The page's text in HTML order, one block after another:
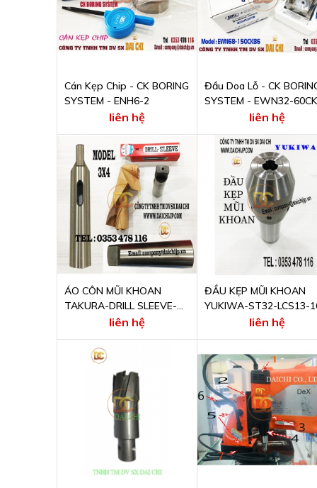
Cán Kẹp Chip - CK BORING
SYSTEM - ENH6-2
liên hệ
Đầu Doa Lỗ - CK
SYSTEM - EWN32-
liên hệ
ÁO CÔN MŨI KHOAN
TAKURA-DRILL SLEEVE-
liên hệ
ĐẦU KẸP MŨI KHOAN
YUKIWA-ST32-LCS13-
liên hệ